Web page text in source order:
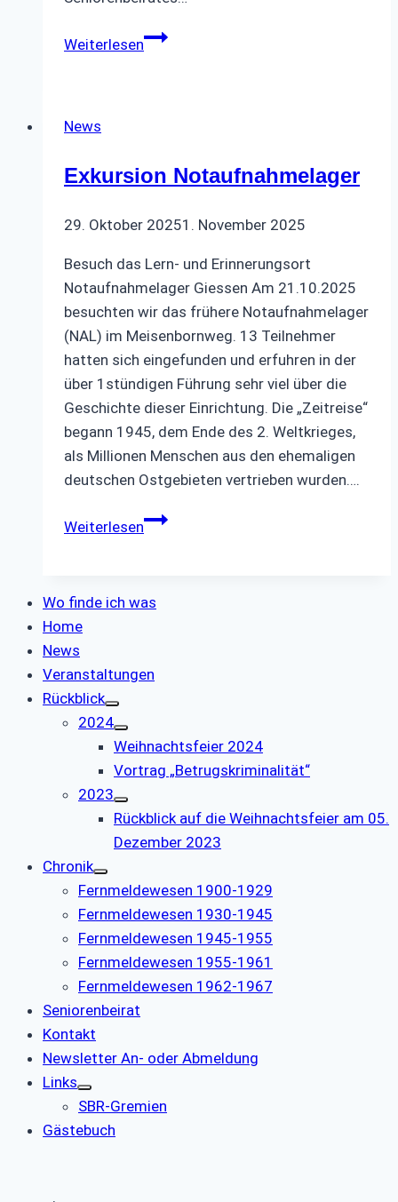
WeiterlesenSommerfest
News
Exkursion Notaufnahmelager
29. Oktober 20251. November 2025
Besuch das Lern- und Erinnerungsort
Notaufnahmelager Giessen Am 21.10.2025
besuchten wir das frühere Notaufnahmelager
(NAL) im Meisenbornweg. 13 Teilnehmer
hatten sich eingefunden und erfuhren in der
über 1stündigen Führung sehr viel über die
Geschichte dieser Einrichtung. Die „Zeitreise“
begann 1945, dem Ende des 2. Weltkrieges,
als Millionen Menschen aus den ehemaligen
deutschen Ostgebieten vertrieben wurden….
WeiterlesenExkursion
Wo finde ich was
Home
News
Veranstaltungen
Rückblick
2024
Weihnachtsfeier 2024
Vortrag „Betrugskriminalität“
2023
Rückblick auf die Weihnachtsfeier am 05.
Dezember 2023
Chronik
Fernmeldewesen 1900-1929
Fernmeldewesen 1930-1945
Fernmeldewesen 1945-1955
Fernmeldewesen 1955-1961
Fernmeldewesen 1962-1967
Seniorenbeirat
Kontakt
Newsletter An- oder Abmeldung
Links
SBR-Gremien
Gästebuch